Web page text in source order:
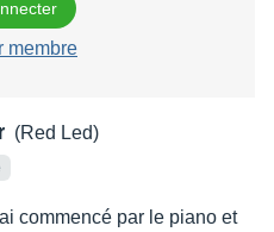
membre
(Red Led)
commencé par le piano et